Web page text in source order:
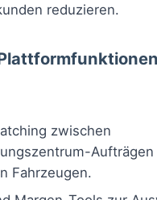
reduzieren.
zwischen
Aufträgen
Fahrzeugen.